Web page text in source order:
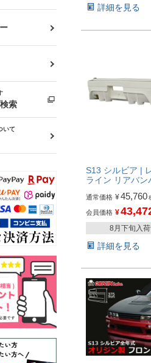
ン
）
物
ョナリー
索
いて
詳細を見る
S13 シルビア |
ライン リアバン
通常価格 ¥45,760
会員価格 ¥
8月下旬入
詳細を見る